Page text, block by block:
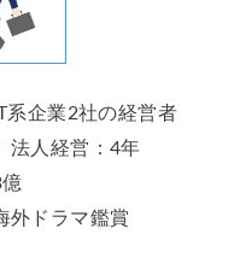
系企業2社の経営者
法人経営：4年
億
外ドラマ鑑賞